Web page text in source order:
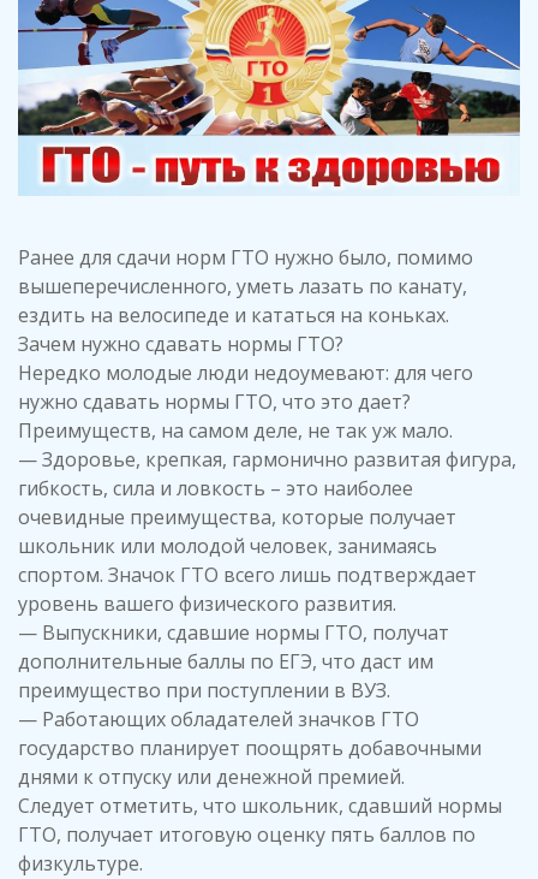
Ранее для сдачи норм ГТО нужно было, помимо
вышеперечисленного, уметь лазать по канату,
ездить на велосипеде и кататься на коньках.
Зачем нужно сдавать нормы ГТО?
Нередко молодые люди недоумевают: для чего
нужно сдавать нормы ГТО, что это дает?
Преимуществ, на самом деле, не так уж мало.
— Здоровье, крепкая, гармонично развитая фигура,
гибкость, сила и ловкость – это наиболее
очевидные преимущества, которые получает
школьник или молодой человек, занимаясь
спортом. Значок ГТО всего лишь подтверждает
уровень вашего физического развития.
— Выпускники, сдавшие нормы ГТО, получат
дополнительные баллы по ЕГЭ, что даст им
преимущество при поступлении в ВУЗ.
— Работающих обладателей значков ГТО
государство планирует поощрять добавочными
днями к отпуску или денежной премией.
Следует отметить, что школьник, сдавший нормы
ГТО, получает итоговую оценку пять баллов по
физкультуре.